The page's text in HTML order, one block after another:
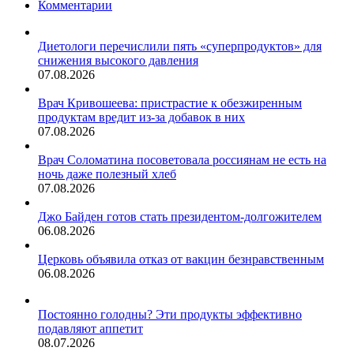
Комментарии
Диетологи перечислили пять «суперпродуктов» для
снижения высокого давления
07.08.2026
Врач Кривошеева: пристрастие к обезжиренным
продуктам вредит из-за добавок в них
07.08.2026
Врач Соломатина посоветовала россиянам не есть на
ночь даже полезный хлеб
07.08.2026
Джо Байден готов стать президентом-долгожителем
06.08.2026
Церковь объявила отказ от вакцин безнравственным
06.08.2026
Постоянно голодны? Эти продукты эффективно
подавляют аппетит
08.07.2026